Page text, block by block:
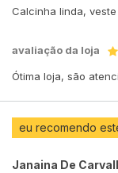
Calcinha linda,
avaliação da loja
Ótima loja, são
eu recomendo
Janaina De